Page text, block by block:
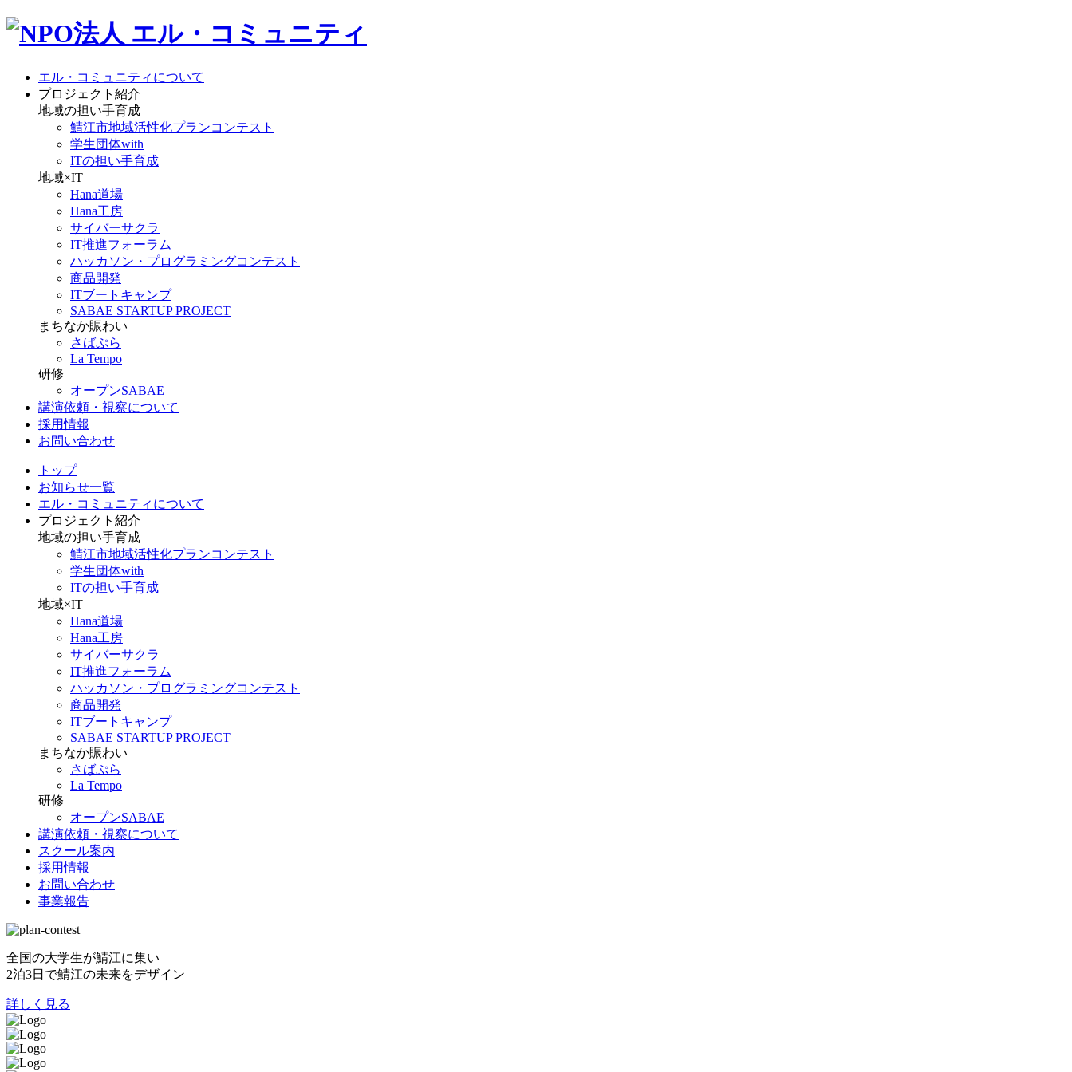
エル・コミュニティについて
プロジェクト紹介
地域の担い手育成
鯖江市地域活性化プランコンテスト
学生団体with
ITの担い手育成
地域×IT
Hana道場
Hana工房
サイバーサクラ
IT推進フォーラム
ハッカソン・プログラミングコンテスト
商品開発
ITブートキャンプ
SABAE STARTUP PROJECT
まちなか賑わい
さばぷら
La Tempo
研修
オープンSABAE
講演依頼・視察について
採用情報
お問い合わせ
トップ
お知らせ一覧
エル・コミュニティについて
プロジェクト紹介
地域の担い手育成
鯖江市地域活性化プランコンテスト
学生団体with
ITの担い手育成
地域×IT
Hana道場
Hana工房
サイバーサクラ
IT推進フォーラム
ハッカソン・プログラミングコンテスト
商品開発
ITブートキャンプ
SABAE STARTUP PROJECT
まちなか賑わい
さばぷら
La Tempo
研修
オープンSABAE
講演依頼・視察について
スクール案内
採用情報
お問い合わせ
事業報告
全国の大学生が鯖江に集い
2泊3日で鯖江の未来をデザイン
詳しく見る